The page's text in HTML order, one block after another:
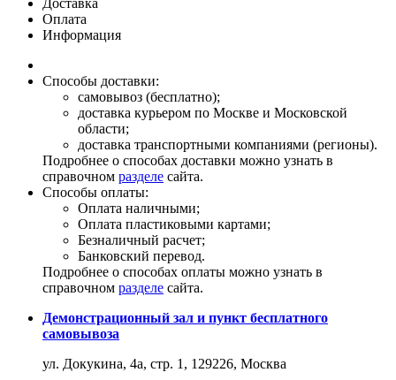
Доставка
Оплата
Информация
Способы доставки:
самовывоз (бесплатно);
доставка курьером по Москве и Московской
области;
доставка транспортными компаниями (регионы).
Подробнее о способах доставки можно узнать в
справочном разделе сайта.
Способы оплаты:
Оплата наличными;
Оплата пластиковыми картами;
Безналичный расчет;
Банковский перевод.
Подробнее о способах оплаты можно узнать в
справочном разделе сайта.
Демонстрационный зал и пункт бесплатного
самовывоза
ул. Докукина, 4а, стр. 1, 129226, Москва